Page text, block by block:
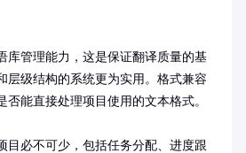
库管理能力，这是保证翻译质量的基
层级结构的系统更为实用。格式兼容
否能直接处理项目使用的文本格式。
目必不可少，包括任务分配、进度跟